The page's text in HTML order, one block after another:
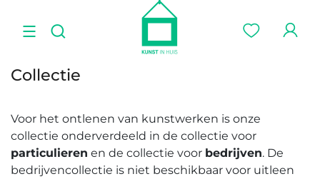
Collectie
Voor het ontlenen van kunstwerken is onze
collectie onderverdeeld in de collectie voor
particulieren en de collectie voor bedrijven. De
bedrijvencollectie is niet beschikbaar voor uitleen